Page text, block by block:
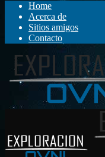
Home
Acerca de
Sitios amigos
Contacto